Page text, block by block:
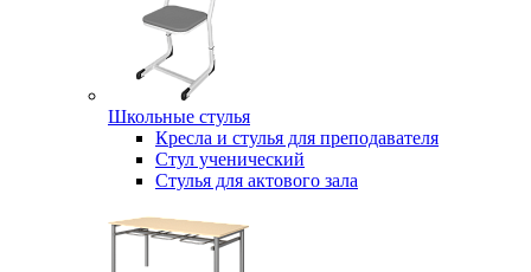
Школьные стулья
Кресла и стулья для преподавателя
Стул ученический
Стулья для актового зала